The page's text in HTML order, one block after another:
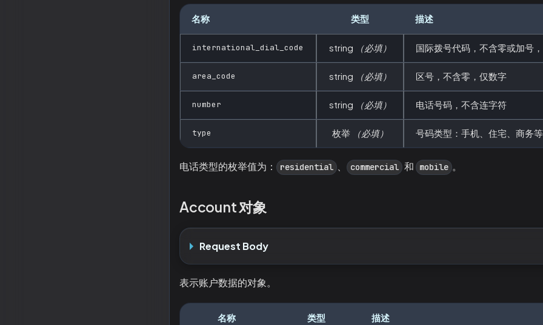
名称 类型 描述
international_dial_code string （必填） 国际拨号代码，不含零或加号
area_code string （必填） 区号，不含零，仅数字
number string （必填） 电话号码，不含连字符
type 枚举 （必填） 号码类型：手机、住宅、商务
电话类型的枚举值为： residential 、 commercial 和 mobile 。
Account 对象
Request Body
表示账户数据的对象。
名称 类型 描述